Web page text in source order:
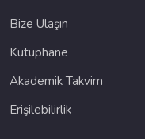
Bize Ulaşın
Kütüphane
Akademik Takvim
Erişilebilirlik